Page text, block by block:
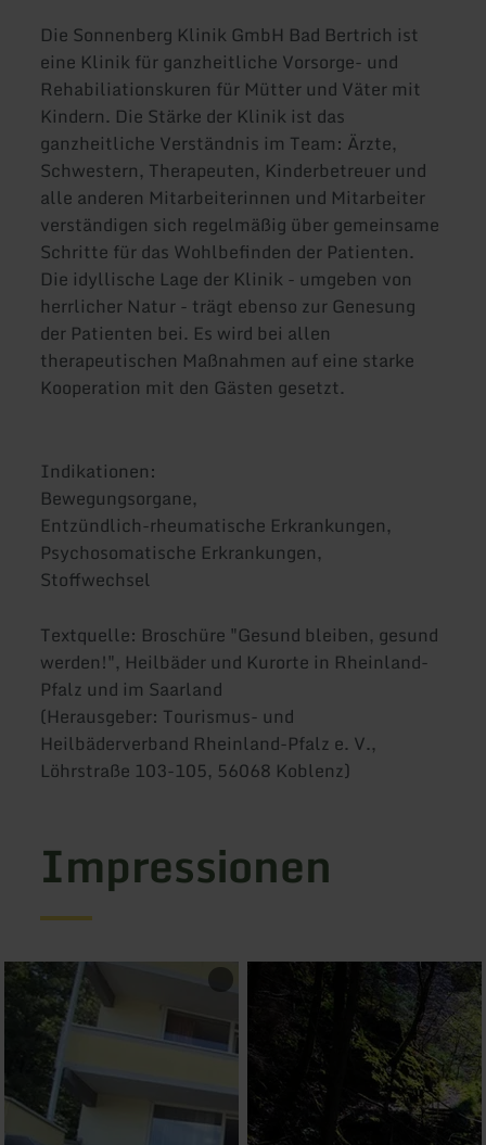
Die Sonnenberg Klinik GmbH Bad Bertrich ist
eine Klinik für ganzheitliche Vorsorge- und
Rehabiliationskuren für Mütter und Väter mit
Kindern. Die Stärke der Klinik ist das
ganzheitliche Verständnis im Team: Ärzte,
Schwestern, Therapeuten, Kinderbetreuer und
alle anderen Mitarbeiterinnen und Mitarbeiter
verständigen sich regelmäßig über gemeinsame
Schritte für das Wohlbefinden der Patienten.
Die idyllische Lage der Klinik - umgeben von
herrlicher Natur - trägt ebenso zur Genesung
der Patienten bei. Es wird bei allen
therapeutischen Maßnahmen auf eine starke
Kooperation mit den Gästen gesetzt.
Indikationen:
Bewegungsorgane,
Entzündlich-rheumatische Erkrankungen,
Psychosomatische Erkrankungen,
Stoffwechsel
Textquelle: Broschüre "Gesund bleiben, gesund
werden!", Heilbäder und Kurorte in Rheinland-
Pfalz und im Saarland
(Herausgeber: Tourismus- und
Heilbäderverband Rheinland-Pfalz e. V.,
Löhrstraße 103-105, 56068 Koblenz)
Impressionen